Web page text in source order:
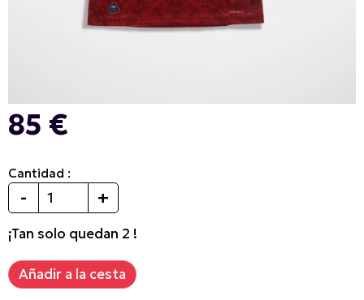
85 €
Cantidad :
- +
¡Tan solo quedan 2 !